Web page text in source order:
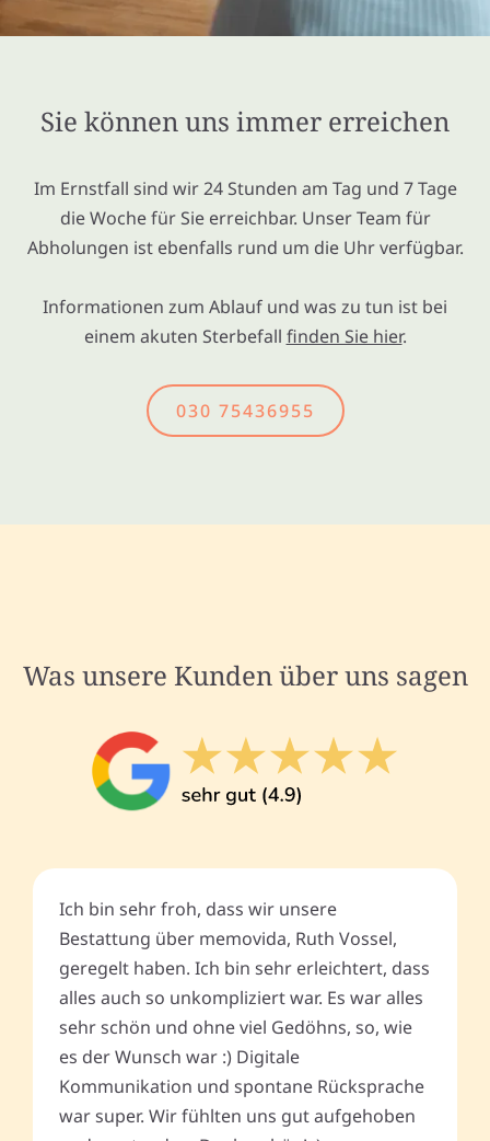
Sie können uns immer erreichen
Im Ernstfall sind wir 24 Stunden am Tag und 7 Tage
die Woche für Sie erreichbar. Unser Team für
Abholungen ist ebenfalls rund um die Uhr verfügbar.
Informationen zum Ablauf und was zu tun ist bei
einem akuten Sterbefall finden Sie hier.
030 75436955
Was unsere Kunden über uns sagen
Ich bin sehr froh, dass wir unsere
Bestattung über memovida, Ruth Vossel,
geregelt haben. Ich bin sehr erleichtert, dass
alles auch so unkompliziert war. Es war alles
sehr schön und ohne viel Gedöhns, so, wie
es der Wunsch war :) Digitale
Kommunikation und spontane Rücksprache
war super. Wir fühlten uns gut aufgehoben